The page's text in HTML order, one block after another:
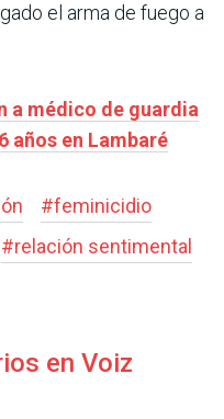
el arma de fuego a
a médico de guardia
años en Lambaré
#feminicidio
#relación sentimental
en Voiz